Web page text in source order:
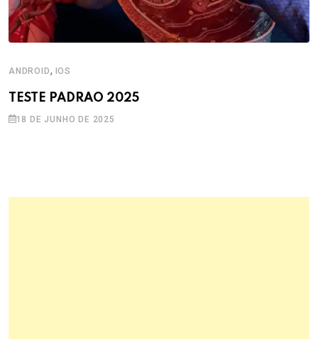
ANDROID, IOS
TESTE PADRAO 2025
18 DE JUNHO DE 2025